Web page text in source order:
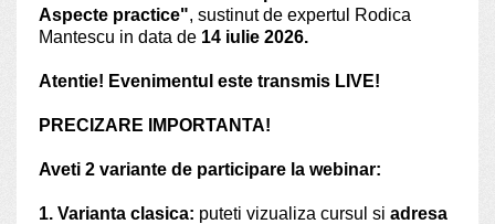
Aspecte practice", sustinut de expertul Rodica
Mantescu in data de 14 iulie 2026.
Atentie! Evenimentul este transmis LIVE!
PRECIZARE IMPORTANTA!
Aveti 2 variante de participare la webinar:
1. Varianta clasica: puteti vizualiza cursul si adresa